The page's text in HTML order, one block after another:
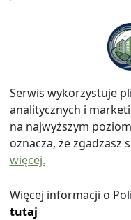
ul. Watykańska
Telefon: 814641700
© 2026
Serwis wykorzystuje
analitycznych i
na najwyższym
oznacza, że zgadzasz
więcej.
Więcej informacji o
tutaj